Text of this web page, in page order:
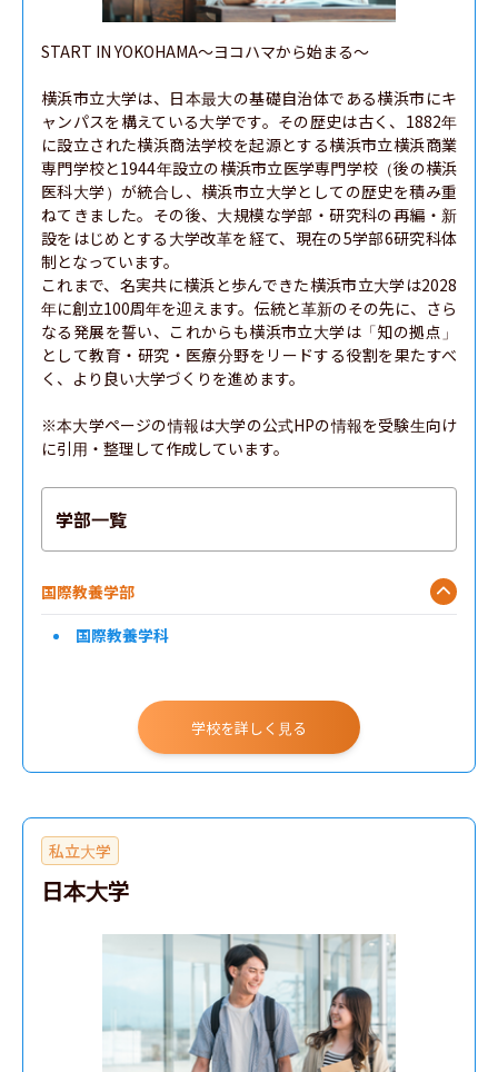
START IN YOKOHAMA〜ヨコハマから始まる〜
横浜市立大学は、日本最大の基礎自治体である横浜市にキ
ャンパスを構えている大学です。その歴史は古く、1882年
に設立された横浜商法学校を起源とする横浜市立横浜商業
専門学校と1944年設立の横浜市立医学専門学校（後の横浜
医科大学）が統合し、横浜市立大学としての歴史を積み重
ねてきました。その後、大規模な学部・研究科の再編・新
設をはじめとする大学改革を経て、現在の5学部6研究科体
制となっています。
これまで、名実共に横浜と歩んできた横浜市立大学は2028
年に創立100周年を迎えます。伝統と革新のその先に、さら
なる発展を誓い、これからも横浜市立大学は「知の拠点」
として教育・研究・医療分野をリードする役割を果たすべ
く、より良い大学づくりを進めます。
※本大学ページの情報は大学の公式HPの情報を受験生向け
に引用・整理して作成しています。
学部一覧
国際教養学部
国際教養学科
学校を詳しく見る
私立大学
日本大学